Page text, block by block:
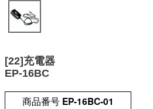
[22]充電器
EP-16BC
商品番号 EP-16BC‐01